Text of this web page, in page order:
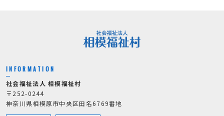
INFORMATION
社会福祉法人 相模福祉村
〒252-0244
神奈川県相模原市中央区田名6769番地